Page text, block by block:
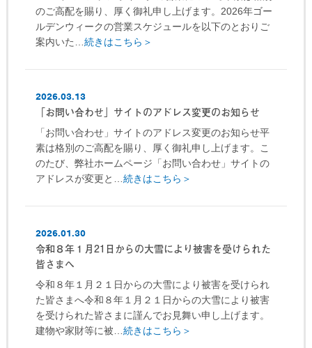
のご高配を賜り、厚く御礼申し上げます。2026年ゴー
ルデンウィークの営業スケジュールを以下のとおりご
案内いた…続きはこちら＞
2026.03.13
「お問い合わせ」サイトのアドレス変更のお知らせ
「お問い合わせ」サイトのアドレス変更のお知らせ平
素は格別のご高配を賜り、厚く御礼申し上げます。こ
のたび、弊社ホームページ「お問い合わせ」サイトの
アドレスが変更と…続きはこちら＞
2026.01.30
令和８年１月21日からの大雪により被害を受けられた
皆さまへ
令和８年１月２１日からの大雪により被害を受けられ
た皆さまへ令和８年１月２１日からの大雪により被害
を受けられた皆さまに謹んでお見舞い申し上げます。
建物や家財等に被…続きはこちら＞